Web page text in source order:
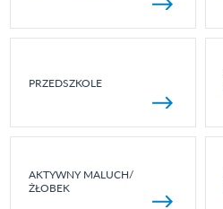
PRZEDSZKOLE
AKTYWNY MALUCH/
ŻŁOBEK